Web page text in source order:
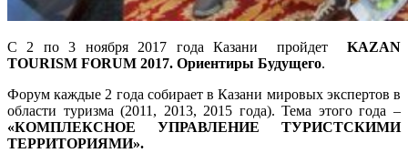
С 2 по 3 ноября 2017 года Казани пройдет KAZAN
TOURISM FORUM 2017. Ориентиры Будущего.
Форум каждые 2 года собирает в Казани мировых экспертов в
области туризма (2011, 2013, 2015 года). Тема этого года –
«КОМПЛЕКСНОЕ УПРАВЛЕНИЕ ТУРИСТСКИМИ
ТЕРРИТОРИЯМИ».